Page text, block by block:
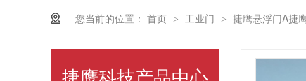
您当前的位置： 首页 > 工业门 > 捷鹰悬浮门A捷
捷鹰科技产品中心